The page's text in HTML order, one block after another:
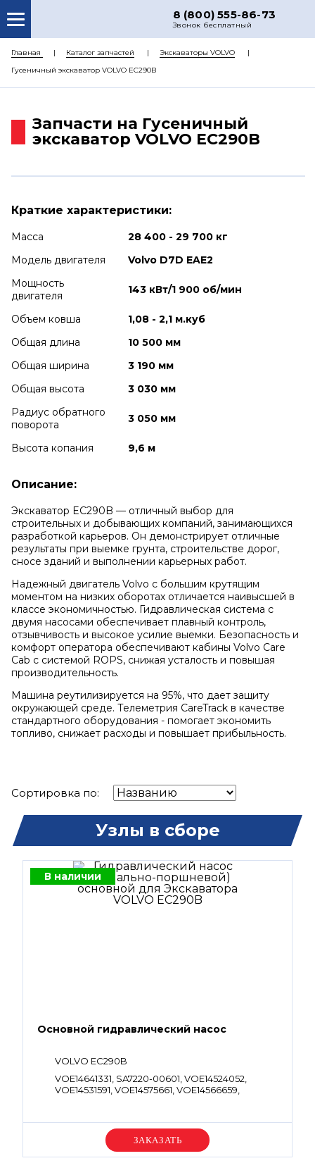
8 (800) 555-86-73
Звонок бесплатный
О НАС
КАТАЛОГ ЗАПЧАСТЕЙ
ДОСТАВКА
Главная Каталог запчастей
Экскаваторы VOLVO
Гусеничный экскаватор VOLVO EC290B
Запчасти на Гусеничный
экскаватор VOLVO EC290B
Краткие характеристики:
Масса
28 400 - 29 700 кг
Модель двигателя
Volvo D7D EAE2
Мощность
двигателя
143 кВт/1 900 об/мин
Объем ковша
1,08 - 2,1 м.куб
Общая длина
10 500 мм
Общая ширина
3 190 мм
Общая высота
3 030 мм
Радиус обратного
поворота
3 050 мм
Высота копания 9,6 м
Описание:
Экскаватор EC290B — отличный выбор для
строительных и добывающих компаний, занимающихся
разработкой карьеров. Он демонстрирует отличные
результаты при выемке грунта, строительстве дорог,
сносе зданий и выполнении карьерных работ.
Надежный двигатель Volvo с большим крутящим
моментом на низких оборотах отличается наивысшей в
классе экономичностью. Гидравлическая система с
двумя насосами обеспечивает плавный контроль,
отзывчивость и высокое усилие выемки. Безопасность и
комфорт оператора обеспечивают кабины Volvo Care
Cab с системой ROPS, снижая усталость и повышая
производительность.
Машина реутилизируется на 95%, что дает защиту
окружающей среде. Телеметрия CareTrack в качестве
стандартного оборудования - помогает экономить
топливо, снижает расходы и повышает прибыльность.
Сортировка по:
Узлы в сборе
В наличии
Основной гидравлический насос
VOLVO EC290B
VOE14641331, SA7220-00601, VOE14524052,
VOE14531591, VOE14575661, VOE14566659,
Уточняйте цену